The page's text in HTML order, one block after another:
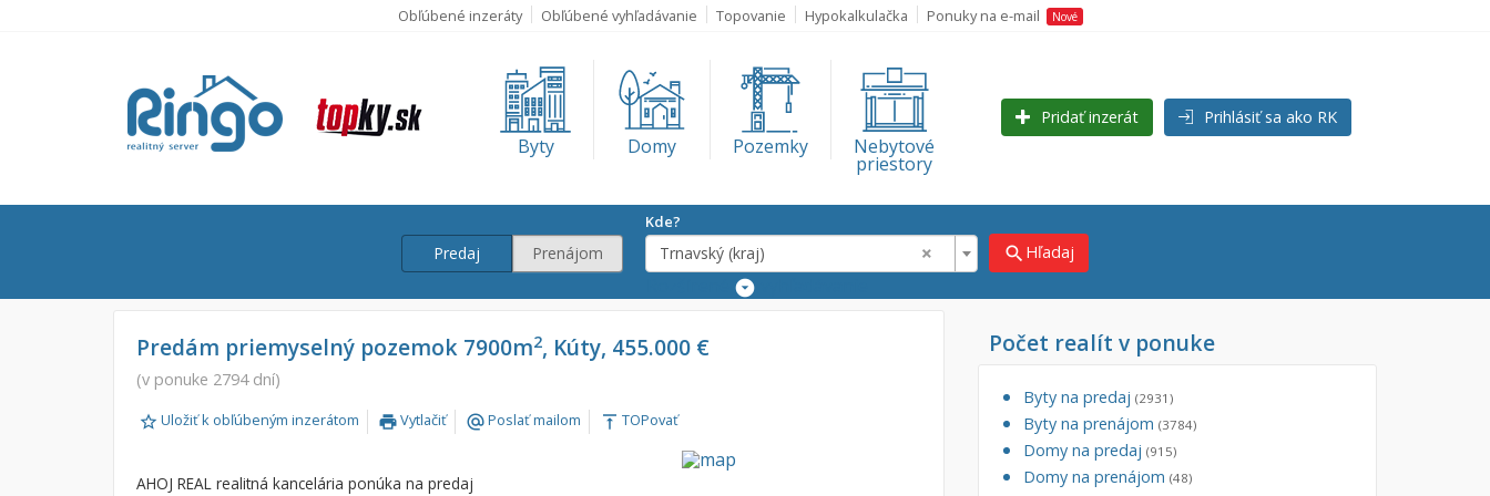
Obľúbené inzeráty Obľúbené vyhľadávanie Topovanie Hypokalkulačka Ponuky na e-mail Nové
Byty Domy Pozemky Nebytové
priestory
Pridať inzerát Prihlásiť sa ako RK
Predaj Prenájom
Kde?
×
Trnavský (kraj) search Hľadaj
Predaj
Prenájom
Predám priemyselný pozemok 7900m2, Kúty, 455.000 €
(v ponuke 2794 dní)
Uložiť k obľúbeným inzerátom printVytlačiť alternate_emailPoslať mailom vertical_align_top TOPovať
AHOJ REAL realitná kancelária ponúka na predaj
Počet realít v ponuke
Byty na predaj (2931)
Byty na prenájom (3784)
Domy na predaj (915)
Domy na prenájom (48)